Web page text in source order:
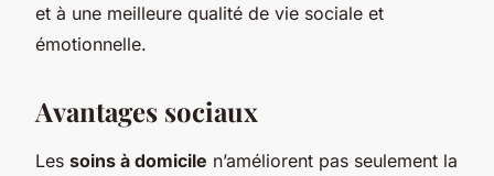
et à une meilleure qualité de vie sociale et
émotionnelle.
Avantages sociaux
Les soins à domicile n’améliorent pas seulement la